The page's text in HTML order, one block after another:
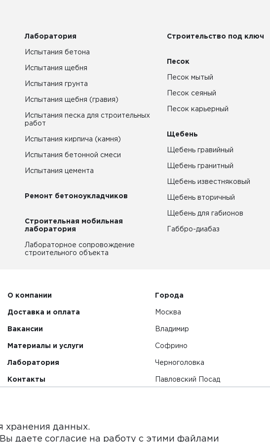
Лаборатория
Испытания бетона
Испытания щебня
Испытания грунта
Испытания щебня (гравия)
Испытания песка для строительных
работ
Испытания кирпича (камня)
Испытания бетонной смеси
Испытания цемента
Ремонт бетоноукладчиков
Строительная мобильная
лаборатория
Лабораторное сопровождение
строительного объекта
Строительство под ключ
Песок
Песок мытый
Песок сеяный
Песок карьерный
Щебень
Щебень гравийный
Щебень гранитный
Щебень известняковый
Щебень вторичный
Щебень для габионов
Габбро-диабаз
О компании
Доставка и оплата
Вакансии
Материалы и услуги
Лаборатория
Контакты
Города
Москва
Владимир
Софрино
Черноголовка
Павловский Посад
хранения данных.
даете согласие на работу с этими файлами